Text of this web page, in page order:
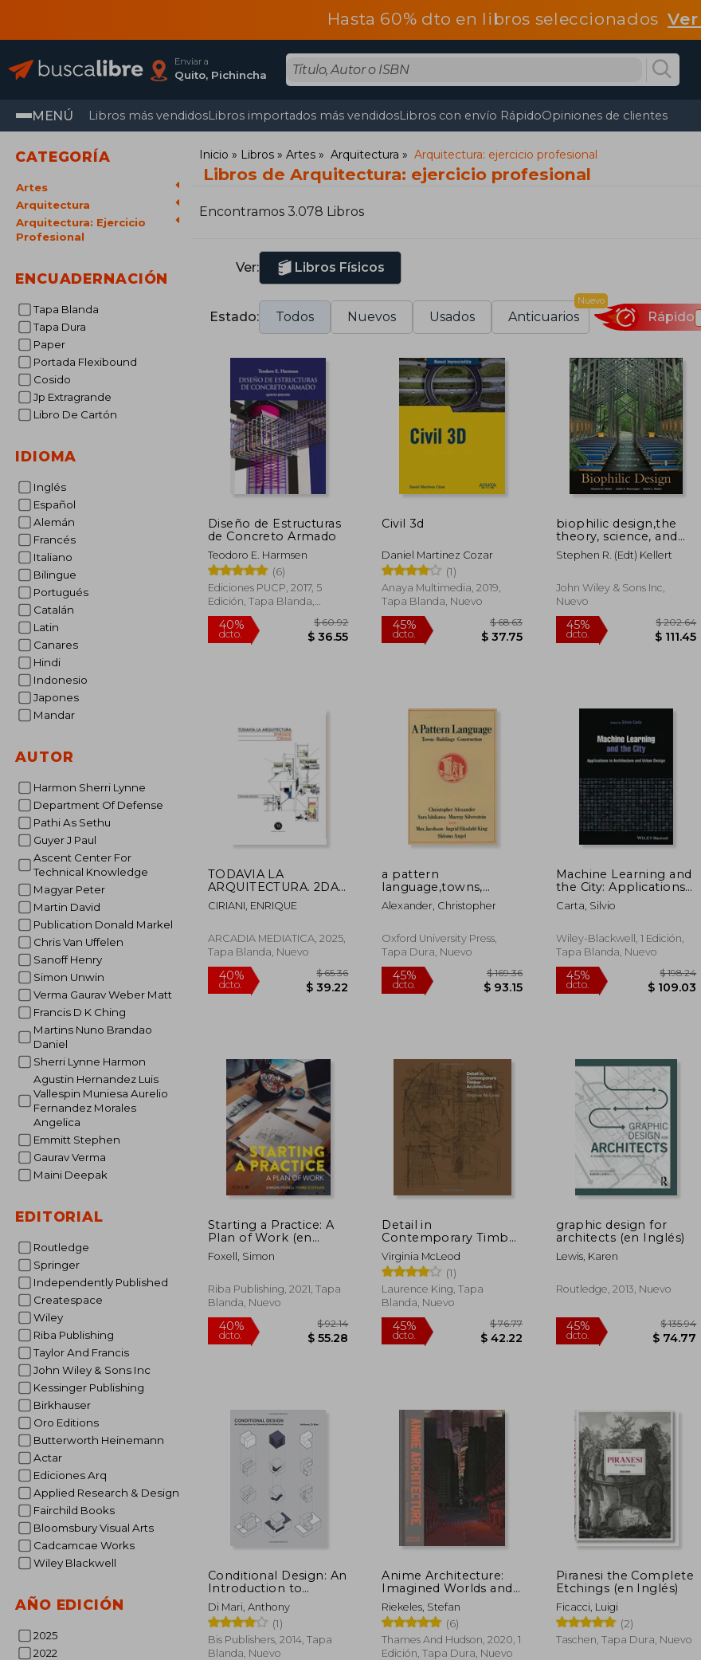
Hasta 60% dto en libros seleccionados
Enviar a
Quito, Pichincha
MENÚ Libros más vendidosLibros importados más vendidosLibros con envío RápidoOpiniones de clientes
CATEGORÍA
Artes
Arquitectura
Arquitectura: Ejercicio
Profesional
ENCUADERNACIÓN
Tapa Blanda
Tapa Dura
Paper
Portada Flexibound
Cosido
Jp Extragrande
Libro De Cartón
IDIOMA
Inglés
Español
Alemán
Francés
Italiano
Bilingue
Portugués
Catalán
Latin
Canares
Hindi
Indonesio
Japones
Mandar
AUTOR
Harmon Sherri Lynne
Department Of Defense
Pathi As Sethu
Guyer J Paul
Ascent Center For
Technical Knowledge
Magyar Peter
Martin David
Publication Donald Markel
Chris Van Uffelen
Sanoff Henry
Simon Unwin
Verma Gaurav Weber Matt
Francis D K Ching
Martins Nuno Brandao
Daniel
Sherri Lynne Harmon
Agustin Hernandez Luis
Vallespin Muniesa Aurelio
Fernandez Morales
Angelica
Emmitt Stephen
Gaurav Verma
Maini Deepak
EDITORIAL
Routledge
Springer
Independently Published
Createspace
Wiley
Riba Publishing
Taylor And Francis
John Wiley & Sons Inc
Kessinger Publishing
Birkhauser
Oro Editions
Butterworth Heinemann
Actar
Ediciones Arq
Applied Research & Design
Fairchild Books
Bloomsbury Visual Arts
Cadcamcae Works
Wiley Blackwell
AÑO EDICIÓN
2025
2022
Inicio Libros Artes Arquitectura Arquitectura: ejercicio profesional
Libros de Arquitectura: ejercicio profesional
Encontramos 3.078 Libros
Ver: Libros Físicos
Estado: Todos Nuevos Usados Anticuarios
Nuevo
Rápido
Diseño de Estructuras
de Concreto Armado
Teodoro E. Harmsen
(6)
Ediciones PUCP, 2017, 5
Edición, Tapa Blanda,
Nuevo
Civil 3d
Daniel Martinez Cozar
(1)
Anaya Multimedia, 2019,
Tapa Blanda, Nuevo
$ 37.75
biophilic design,the
theory, science, and
practice of bringing
buildings to life
Stephen R. (edt) Kellert
John Wiley & Sons Inc,
Nuevo
TODAVIA LA
ARQUITECTURA. 2DA
EDICION
CIRIANI, ENRIQUE
ARCADIA MEDIATICA, 2025,
Tapa Blanda, Nuevo
40%
dcto.
a pattern
language,towns,
buildings, construction
(en Inglés)
Alexander, Christopher
Oxford University Press,
Tapa Dura, Nuevo
dcto.
$ 169.36
$ 93.15
Machine Learning and
the City: Applications
in Architecture and
Urban Design (en
Carta, Silvio
Wiley-Blackwell, 1 Edición,
Tapa Blanda, Nuevo
45%
dcto.
Starting a Practice: A
Plan of Work (en
Inglés)
Foxell, Simon
Riba Publishing, 2021, Tapa
Blanda, Nuevo
40%
dcto.
Detail in
Contemporary Timber
Architecture
Virginia McLeod
(1)
Laurence King, Tapa
Blanda, Nuevo
45%
dcto.
$ 76.77
$ 42.22
graphic design for
architects (en Inglés)
Lewis, Karen
Routledge, 2013, Nuevo
45%
dcto.
Conditional Design: An
Introduction to
Elemental
Architecture (en
Inglés)
Di Mari, Anthony
(1)
Bis Publishers, 2014, Tapa
Blanda, Nuevo
Anime Architecture:
Imagined Worlds and
Endless Megacities (en
Inglés)
Riekeles, Stefan
(6)
Thames And Hudson, 2020, 1
Edición, Tapa Dura, Nuevo
Piranesi the Complete
Etchings (en Inglés)
Ficacci, Luigi
(2)
Taschen, Tapa Dura, Nuevo